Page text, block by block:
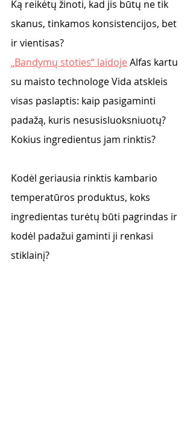
Ką reikėtų žinoti, kad jis būtų ne tik
skanus, tinkamos konsistencijos, bet
ir vientisas?
„Bandymų stoties“ laidoje Alfas kartu
su maisto technologe Vida atskleis
visas paslaptis: kaip pasigaminti
padažą, kuris nesusisluoksniuotų?
Kokius ingredientus jam rinktis?
Kodėl geriausia rinktis kambario
temperatūros produktus, koks
ingredientas turėtų būti pagrindas ir
kodėl padažui gaminti ji renkasi
stiklainį?